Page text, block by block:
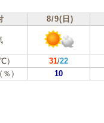
8/9(日)
31/22
）
10